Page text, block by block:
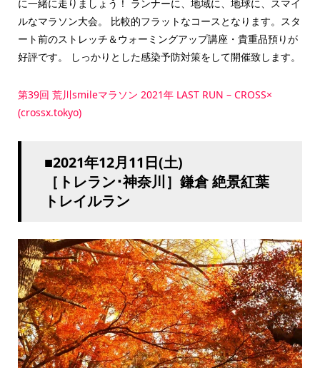
に一緒に走りましょう！ ランナーに、地域に、地球に、スマイ
ルなマラソン大会。 比較的フラットなコースとなります。スタ
ート前のストレッチ＆ウォーミングアップ講座・貴重品預りが
好評です。 しっかりとした感染予防対策をして開催致します。
第39回 荒川smileマラソン 2021年 LAST RUN – CROSS×
(crossx.tokyo)
■2021年12月11日(土)
［トレラン･神奈川］鎌倉 絶景紅葉
トレイルラン